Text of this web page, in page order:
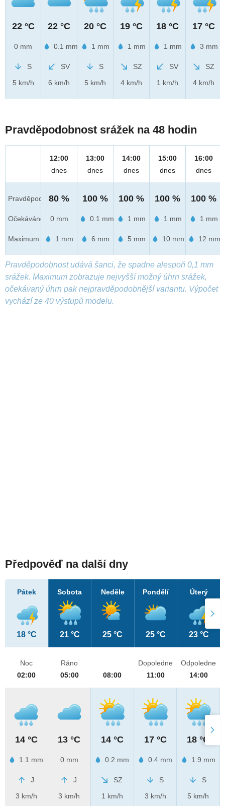
22 °C
0 mm
S
5 km/h
22 °C
0.1 mm
SV
6 km/h
20 °C
1 mm
S
5 km/h
19 °C
1 mm
SZ
4 km/h
18 °C
1 mm
SV
1 km/h
17 °C
3 mm
SZ
4 km/h
Pravděpodobnost srážek na 48 hodin
Pravděpod.
Očekáváno
Maximum
12:00
dnes
80 %
0 mm
1 mm
13:00
dnes
100 %
0.1 mm
6 mm
14:00
dnes
100 %
1 mm
5 mm
15:00
dnes
100 %
1 mm
10 mm
16:00
dnes
100 %
1 mm
12 mm
Pravděpodobnost udává šanci, že spadne alespoň 0,1 mm
srážek. Maximum zobrazuje nejvyšší možný úhrn srážek,
očekávaný úhrn pak nejpravděpodobnější variantu. Výpočet
vychází ze 40 výstupů modelu.
Předpověď na další dny
Pátek
18 °C
Sobota
21 °C
Neděle
25 °C
Pondělí
25 °C
Úterý
23 °C
Noc
02:00
14 °C
1.1 mm
J
3 km/h
Ráno
05:00
13 °C
0 mm
J
3 km/h
08:00
14 °C
0.2 mm
SZ
1 km/h
Dopoledne
11:00
17 °C
0.4 mm
S
3 km/h
Odpoledne
14:00
18 °C
1.9 mm
S
5 km/h